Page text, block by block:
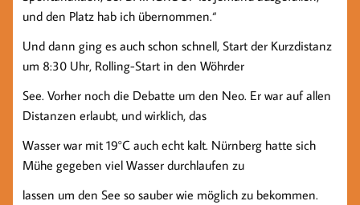
und den Platz hab ich übernommen.“
Und dann ging es auch schon schnell, Start der Kurzdistanz
um 8:30 Uhr, Rolling-Start in den Wöhrder
See. Vorher noch die Debatte um den Neo. Er war auf allen
Distanzen erlaubt, und wirklich, das
Wasser war mit 19°C auch echt kalt. Nürnberg hatte sich
Mühe gegeben viel Wasser durchlaufen zu
lassen um den See so sauber wie möglich zu bekommen.